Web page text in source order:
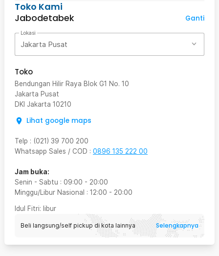
Toko Kami
Jabodetabek
Ganti
Lokasi
Jakarta Pusat
Toko
Bendungan Hilir Raya Blok G1 No. 10
Jakarta Pusat
DKI Jakarta 10210
Lihat google maps
Telp : (021) 39 700 200
Whatsapp Sales / COD : 0896 135 222 00
Jam buka:
Senin - Sabtu : 09:00 - 20:00
Minggu/Libur Nasional : 12:00 - 20:00
Idul Fitri: libur
Beli langsung/self pickup di kota lainnya Selengkapnya